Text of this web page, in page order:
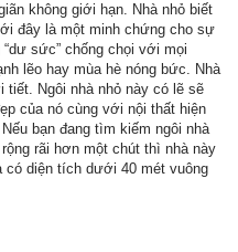
không giới hạn. Nhà nhỏ biết
đây là một minh chứng cho sự
sức” chống chọi với mọi
lẽo hay mùa hè nóng bức. Nhà
tiết. Ngôi nhà nhỏ này có lẽ sẽ
của nó cùng với nội thất hiện
bạn đang tìm kiếm ngôi nhà
rãi hơn một chút thì nhà này
có diện tích dưới 40 mét vuông